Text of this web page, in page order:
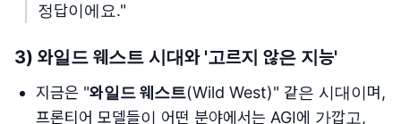
정답이에요."
3) 와일드 웨스트 시대와 '고르지 않은 지능'
지금은 "와일드 웨스트(Wild West)" 같은 시대이며,
프론티어 모델들이 어떤 분야에서는 AGI에 가깝고,